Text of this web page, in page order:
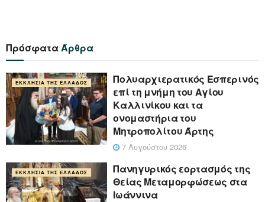
Πρόσφατα Άρθρα
ΕΚΚΛΗΣΊΑ ΤΗΣ ΕΛΛΆΔΟΣ
Πολυαρχιερατικός Εσπερινός
επί τη μνήμη του Αγίου
Καλλινίκου και τα
ονομαστήρια του
Μητροπολίτου Άρτης
7 Αυγούστου 2026
ΕΚΚΛΗΣΊΑ ΤΗΣ ΕΛΛΆΔΟΣ
Πανηγυρικός εορτασμός της
Θείας Μεταμορφώσεως στα
Ιωάννινα